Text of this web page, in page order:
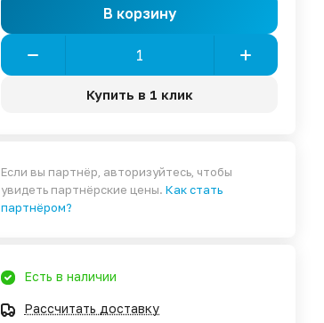
В корзину
Купить в 1 клик
Если вы партнёр, авторизуйтесь, чтобы
увидеть партнёрские цены.Как стать
партнёром?
Есть в наличии
Рассчитать доставку